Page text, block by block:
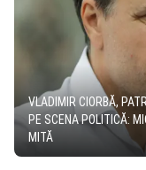
VLADIMIR CIORBĂ,
PE SCENA POLITICĂ:
MITĂ